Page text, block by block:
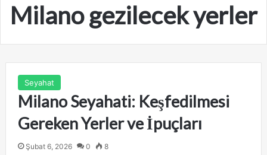
Milano gezilecek yerler
Seyahat
Milano Seyahati: Keşfedilmesi
Gereken Yerler ve İpuçları
Şubat 6, 2026 0 8